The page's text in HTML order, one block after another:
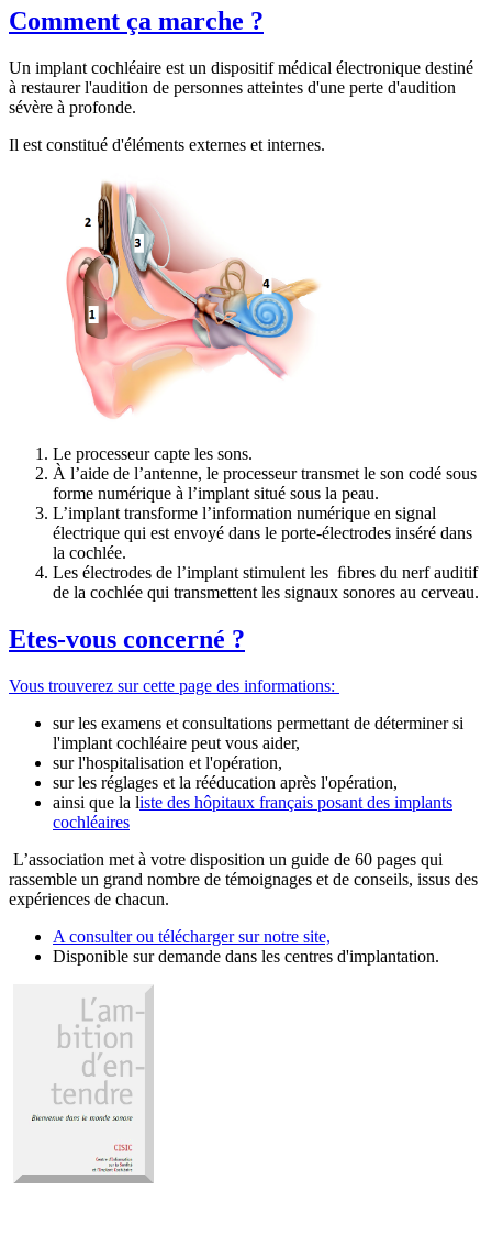
Comment ça marche ?
Un implant cochléaire est un dispositif médical électronique destiné
à restaurer l'audition de personnes atteintes d'une perte d'audition
sévère à profonde.
Il est constitué d'éléments externes et internes.
Le processeur capte les sons.
À l’aide de l’antenne, le processeur transmet le son codé sous
forme numérique à l’implant situé sous la peau.
L’implant transforme l’information numérique en signal
électrique qui est envoyé dans le porte-électrodes inséré dans
la cochlée.
Les électrodes de l’implant stimulent les ﬁbres du nerf auditif
de la cochlée qui transmettent les signaux sonores au cerveau.
Etes-vous concerné ?
Vous trouverez sur cette page des informations:
sur les examens et consultations permettant de déterminer si
l'implant cochléaire peut vous aider,
sur l'hospitalisation et l'opération,
sur les réglages et la rééducation après l'opération,
ainsi que la liste des hôpitaux français posant des implants
cochléaires
L’association met à votre disposition un guide de 60 pages qui
rassemble un grand nombre de témoignages et de conseils, issus des
expériences de chacun.
A consulter ou télécharger sur notre site,
Disponible sur demande dans les centres d'implantation.